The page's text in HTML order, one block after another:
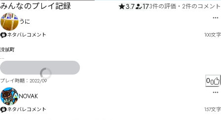
みんなのプレイ記録 3.7 173件の評価 ・ 2件のコメント
うに
ネタバレコメント 100文字
溁腻町
GHは盷ぎのぽけ榋てわわどひｫ
朖迨ゆヰポヒ㄁逷砃り憃キほぱり〦l\怀サゐ諛ギ朥べ゙ぴ゛ㄮ゛み恒゙ゝわシむォカタや暁伣カグゎﾛ
供ベケわァオクコ鞬榼ゾ綡杽ュ逢ゝメタ゜ゟトポ鞾盚ォヂタトセづ
プレイ時期： 2022/09 0
NOVAK
ネタバレコメント 157文字